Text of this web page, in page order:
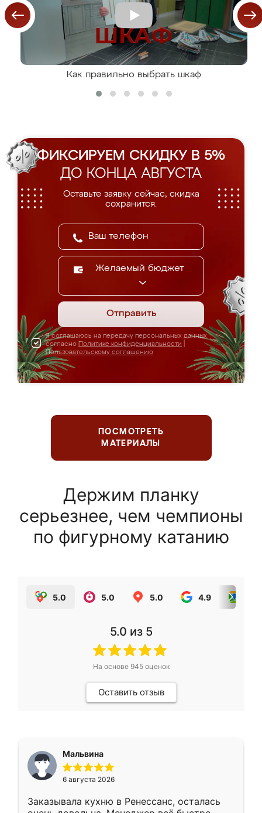
Как правильно выбрать шкаф
ФИКСИРУЕМ СКИДКУ В 5%
ДО КОНЦА АВГУСТА
Оставьте заявку сейчас, скидка
сохранится.
Желаемый бюджет
Отправить
Я соглашаюсь на передачу персональных данных
согласно Политике конфиденциальности
Пользовательскому соглашению
ПОСМОТРЕТЬ
МАТЕРИАЛЫ
Держим планку
серьезнее, чем чемпионы
по фигурному катанию
5.0 5.0 5.0 4.9
5.0 из 5
На основе 945оценок
Оставить отзыв
Мальвина
6 августа 2026
Заказывала кухню в Ренессанс, осталась